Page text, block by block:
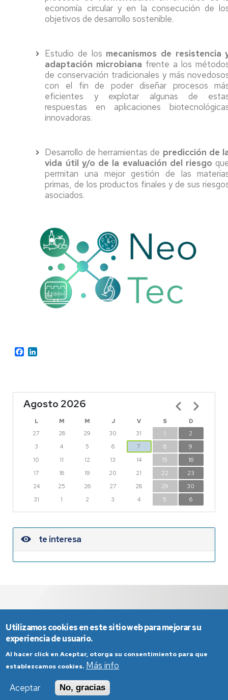
economía circular y en la consecución de
objetivos de desarrollo sostenible.
Estudio de los mecanismos de resistencia
adaptación microbiana frente a los
de conservación tradicionales y más
con el fin de poder diseñar procesos
eficientes y explotar algunas de
respuestas en aplicaciones
innovadoras.
Desarrollo de herramientas de predicción de
vida útil y/o de la evaluación del riesgo
permitan una mejor gestión de las
primas, de los productos finales y de sus
asociados.
Facebook
Agosto 2026
L M M J V S
D
27
28 29 30 31 1
2
3
4 5 6 7 8
9
10
11 12 13 14 15
16
17
18 19 20 21 22
23
24
25 26 27 28 29
30
31
1 2 3 4 5 6
Paginación
te interesa
Aviso Legal
Condiciones generales de uso
Política de Privacidad
Utilizamos cookies en este sitio web para mejorar su
experiencia de usuario.
Al hacer click en Aceptar, otorga su consentimiento para que
establezcamos cookies. Más info
Aceptar
No, gracias